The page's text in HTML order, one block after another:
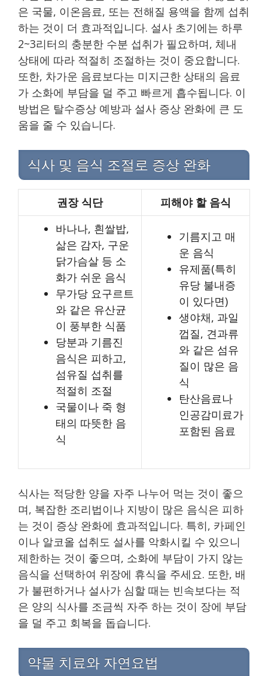
은 국물, 이온음료, 또는 전해질 용액을 함께 섭취
하는 것이 더 효과적입니다. 설사 초기에는 하루
2~3리터의 충분한 수분 섭취가 필요하며, 체내
상태에 따라 적절히 조절하는 것이 중요합니다.
또한, 차가운 음료보다는 미지근한 상태의 음료
가 소화에 부담을 덜 주고 빠르게 흡수됩니다. 이
방법은 탈수증상 예방과 설사 증상 완화에 큰 도
움을 줄 수 있습니다.
식사 및 음식 조절로 증상 완화
권장 식단
피해야 할 음식
바나나, 흰쌀밥,
삶은 감자, 구운
닭가슴살 등 소
화가 쉬운 음식
무가당 요구르트
와 같은 유산균
이 풍부한 식품
당분과 기름진
음식은 피하고,
섬유질 섭취를
적절히 조절
국물이나 죽 형
태의 따뜻한 음
식
기름지고 매
운 음식
유제품(특히
유당 불내증
이 있다면)
생야채, 과일
껍질, 견과류
와 같은 섬유
질이 많은 음
식
탄산음료나
인공감미료가
포함된 음료
식사는 적당한 양을 자주 나누어 먹는 것이 좋으
며, 복잡한 조리법이나 지방이 많은 음식은 피하
는 것이 증상 완화에 효과적입니다. 특히, 카페인
이나 알코올 섭취도 설사를 악화시킬 수 있으니
제한하는 것이 좋으며, 소화에 부담이 가지 않는
음식을 선택하여 위장에 휴식을 주세요. 또한, 배
가 불편하거나 설사가 심할 때는 빈속보다는 적
은 양의 식사를 조금씩 자주 하는 것이 장에 부담
을 덜 주고 회복을 돕습니다.
약물 치료와 자연요법